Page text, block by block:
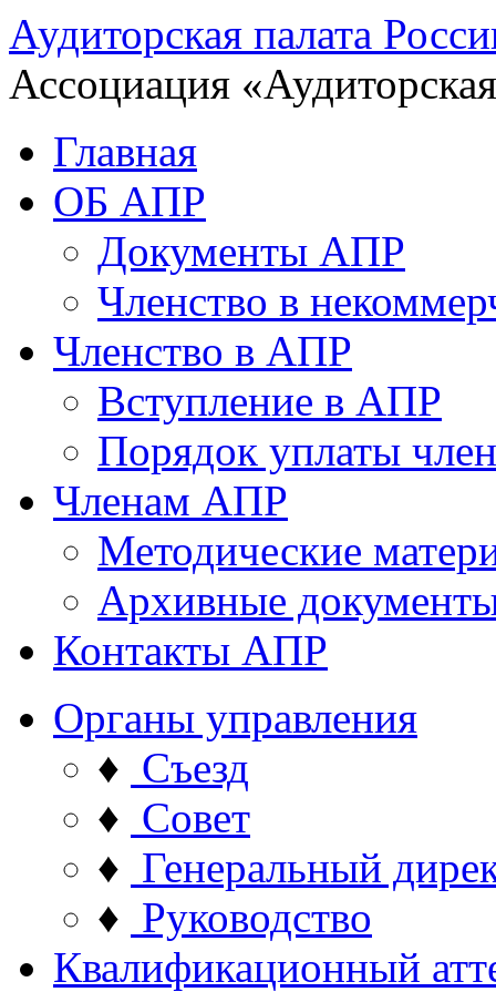
Аудиторская палата
Ассоциация
Главная
ОБ АПР
Документы АПР
Членство в
Членство в АПР
Вступление в АПР
Порядок уплаты
Членам АПР
Методические
Архивные
Контакты АПР
Органы управления
♦ Съезд
♦ Совет
♦ Генеральный
♦ Руководство
Квалификационный